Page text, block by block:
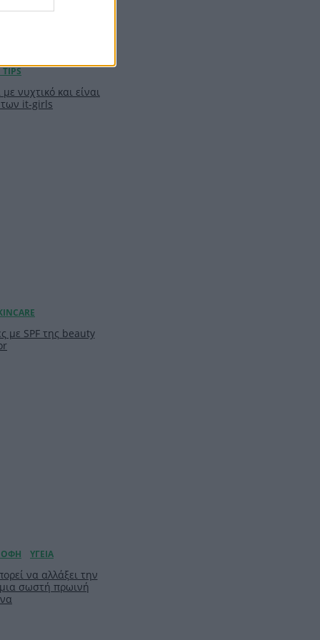
νυχτικό και είναι
it-girls
με SPF της beauty
να αλλάξει την
σωστή πρωινή